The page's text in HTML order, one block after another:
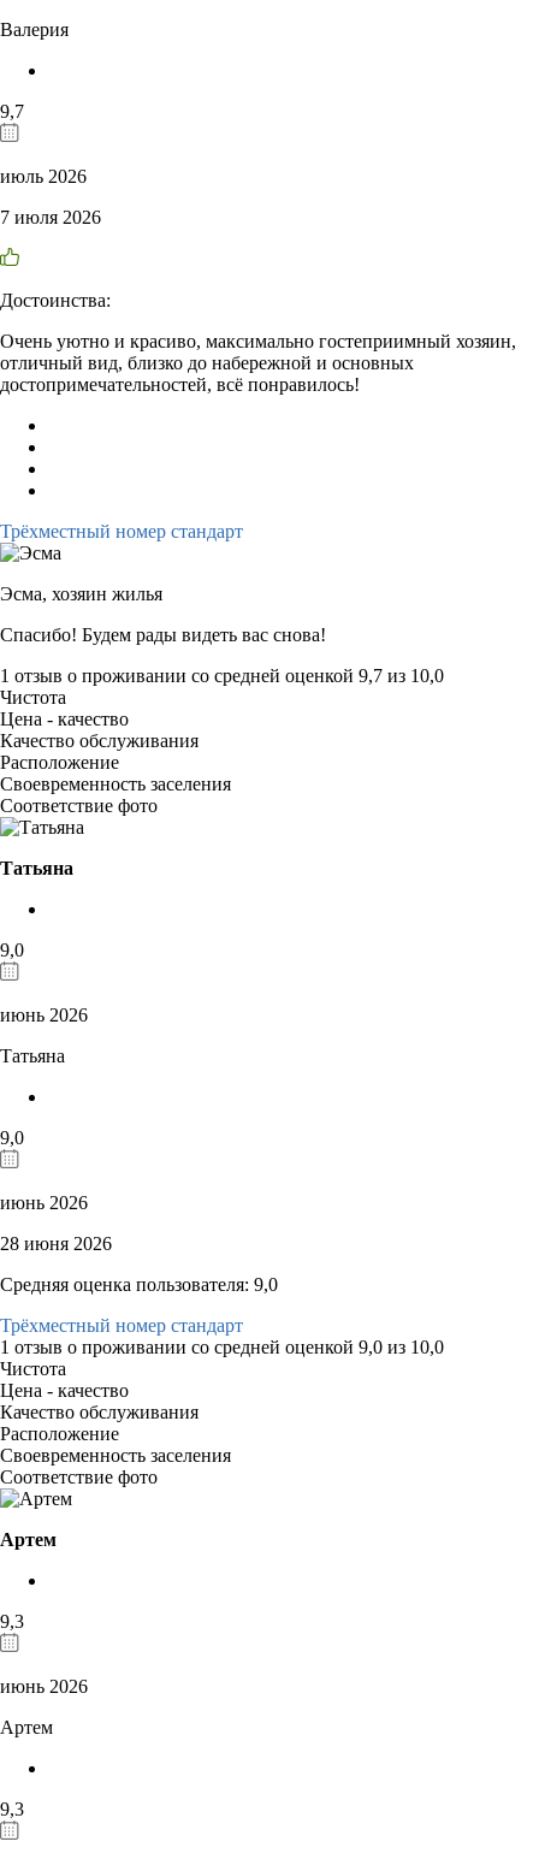
Валерия
9,7
июль 2026
7 июля 2026
Достоинства:
Очень уютно и красиво, максимально гостеприимный хозяин,
отличный вид, близко до набережной и основных
достопримечательностей, всё понравилось!
Трёхместный номер стандарт
Эсма, хозяин жилья
Спасибо! Будем рады видеть вас снова!
1 отзыв о проживании со средней оценкой 9,7 из 10,0
Чистота
Цена - качество
Качество обслуживания
Расположение
Своевременность заселения
Соответствие фото
Татьяна
9,0
июнь 2026
Татьяна
9,0
июнь 2026
28 июня 2026
Средняя оценка пользователя: 9,0
Трёхместный номер стандарт
1 отзыв о проживании со средней оценкой 9,0 из 10,0
Чистота
Цена - качество
Качество обслуживания
Расположение
Своевременность заселения
Соответствие фото
Артем
9,3
июнь 2026
Артем
9,3